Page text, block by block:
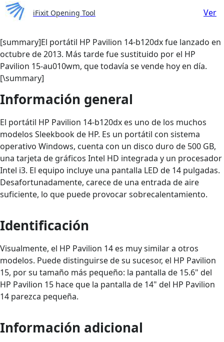
iFixit Opening Tool Ver
[summary]El portátil HP Pavilion 14-b120dx fue lanzado en
octubre de 2013. Más tarde fue sustituido por el HP
Pavilion 15‑au010wm, que todavía se vende hoy en día.
[\summary]
Información general
El portátil HP Pavilion 14-b120dx es uno de los muchos
modelos Sleekbook de HP. Es un portátil con sistema
operativo Windows, cuenta con un disco duro de 500 GB,
una tarjeta de gráficos Intel HD integrada y un procesador
Intel i3. El equipo incluye una pantalla LED de 14 pulgadas.
Desafortunadamente, carece de una entrada de aire
suficiente, lo que puede provocar sobrecalentamiento.
Identificación
Visualmente, el HP Pavilion 14 es muy similar a otros
modelos. Puede distinguirse de su sucesor, el HP Pavilion
15, por su tamaño más pequeño: la pantalla de 15.6" del
HP Pavilion 15 hace que la pantalla de 14" del HP Pavilion
14 parezca pequeña.
Información adicional